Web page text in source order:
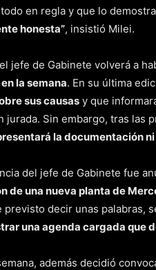
en regla y que lo
honesta”, insistió Milei.
jefe de Gabinete volverá a
la semana. En su última
sus causas y que
jurada. Sin embargo, tras las
la documentación
del jefe de Gabinete fue
de una nueva planta de
decir unas palabras,
una agenda cargada que
además decidió